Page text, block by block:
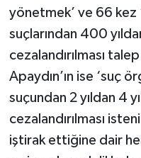
yönetmek’ ve 66 kez
suçlarından 400
cezalandırılması
Apaydın’ın ise ‘suç
suçundan 2 yıldan 4
cezalandırılması
iştirak ettiğine dair